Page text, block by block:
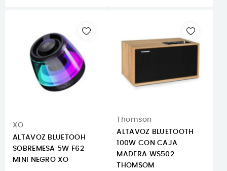
XO
ALTAVOZ BLUETOOH
SOBREMESA 5W F62
MINI NEGRO XO
Thomson
ALTAVOZ BLUETOOTH
100W CON CAJA
MADERA WS502
THOMSOM